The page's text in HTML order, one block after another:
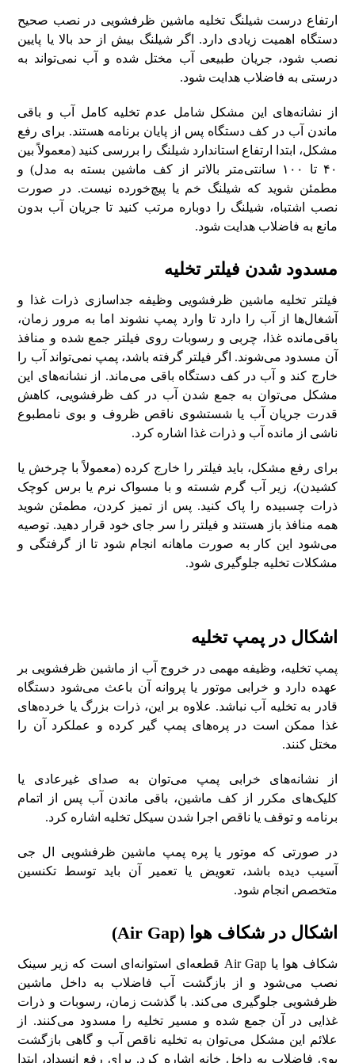
ارتفاع درست شیلنگ تخلیه ماشین ظرفشویی در نصب صحیح
دستگاه اهمیت زیادی دارد. اگر شیلنگ بیش از حد بالا یا پایین
نصب شود، جریان طبیعی آب مختل شده و آب نمی‌تواند به
درستی به فاضلاب هدایت شود.
از نشانه‌های این مشکل شامل عدم تخلیه کامل آب و باقی
ماندن آب در کف دستگاه پس از پایان برنامه هستند. برای رفع
مشکل، ابتدا ارتفاع استاندارد شیلنگ را بررسی کنید (معمولاً بین
۴۰ تا ۱۰۰ سانتی‌متر بالاتر از کف ماشین بسته به مدل) و
مطمئن شوید که شیلنگ خم یا پیچ‌خورده نیست. در صورت
نصب اشتباه، شیلنگ را دوباره مرتب کنید تا جریان آب بدون
مانع به فاضلاب هدایت شود.
مسدود شدن فیلتر تخلیه
فیلتر تخلیه ماشین ظرفشویی وظیفه جداسازی ذرات غذا و
آشغال‌ها از آب را دارد تا وارد پمپ نشوند اما به مرور زمان،
باقی‌مانده غذا، چربی و رسوبات روی فیلتر جمع شده و منافذ
آن مسدود می‌شوند. اگر فیلتر گرفته باشد، پمپ نمی‌تواند آب را
خارج کند و آب در کف دستگاه باقی می‌ماند. از نشانه‌های این
مشکل می‌توان به جمع شدن آب در کف ظرفشویی، کاهش
قدرت جریان آب یا شستشوی ناقص ظروف و بوی نامطبوع
ناشی از مانده آب و ذرات غذا اشاره کرد.
برای رفع مشکل، باید فیلتر را خارج کرده (معمولاً با چرخش یا
کشیدن)، زیر آب گرم شسته و با مسواک نرم یا برس کوچک
ذرات چسبیده را پاک کنید. پس از تمیز کردن، مطمئن شوید
همه منافذ باز هستند و فیلتر را سر جای خود قرار دهید. توصیه
می‌شود این کار به صورت ماهانه انجام شود تا از گرفتگی و
مشکلات تخلیه جلوگیری شود.
اشکال در پمپ تخلیه
پمپ تخلیه، وظیفه مهمی در خروج آب از ماشین ظرفشویی بر
عهده دارد و خرابی موتور یا پروانه آن باعث می‌شود دستگاه
قادر به تخلیه آب نباشد. علاوه بر این، ذرات بزرگ یا خرده‌های
غذا ممکن است در پره‌های پمپ گیر کرده و عملکرد آن را
مختل کنند.
از نشانه‌های خرابی پمپ می‌توان به صدای غیرعادی یا
کلیک‌های مکرر از کف ماشین، باقی ماندن آب پس از اتمام
برنامه و توقف یا ناقص اجرا شدن سیکل تخلیه اشاره کرد.
در صورتی که موتور یا پره پمپ ماشین ظرفشویی ال جی
آسیب دیده باشد، تعویض یا تعمیر آن باید توسط تکنسین
متخصص انجام شود.
اشکال در شکاف هوا (Air Gap)
شکاف هوا یا Air Gap قطعه‌ای استوانه‌ای است که زیر سینک
نصب می‌شود و از بازگشت آب فاضلاب به داخل ماشین
ظرفشویی جلوگیری می‌کند. با گذشت زمان، رسوبات و ذرات
غذایی در آن جمع شده و مسیر تخلیه را مسدود می‌کنند. از
علائم این مشکل می‌توان به تخلیه ناقص آب و گاهی بازگشت
بوی فاضلاب به داخل خانه اشاره کرد. برای رفع انسداد، ابتدا